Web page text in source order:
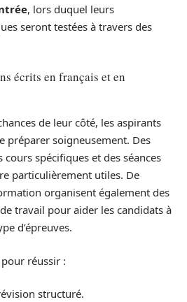
, lors duquel leurs
seront testées à travers des
écrits en français et en
de leur côté, les aspirants
préparer soigneusement. Des
cours spécifiques et des séances
particulièrement utiles. De
organisent également des
travail pour aider les candidats à
d’épreuves.
réussir :
structuré.